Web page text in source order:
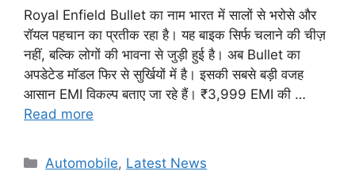
Royal Enfield Bullet का नाम भारत में सालों से भरोसे और
रॉयल पहचान का प्रतीक रहा है। यह बाइक सिर्फ चलाने की चीज़
नहीं, बल्कि लोगों की भावना से जुड़ी हुई है। अब Bullet का
अपडेटेड मॉडल फिर से सुर्खियों में है। इसकी सबसे बड़ी वजह
आसान EMI विकल्प बताए जा रहे हैं। ₹3,999 EMI की …
Read more
Categories
Automobile, Latest News